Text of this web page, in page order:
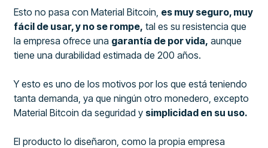
Esto no pasa con Material Bitcoin, es muy seguro, muy
fácil de usar, y no se rompe, tal es su resistencia que
la empresa ofrece una garantía de por vida, aunque
tiene una durabilidad estimada de 200 años.
Y esto es uno de los motivos por los que está teniendo
tanta demanda, ya que ningún otro monedero, excepto
Material Bitcoin da seguridad y simplicidad en su uso.
El producto lo diseñaron, como la propia empresa